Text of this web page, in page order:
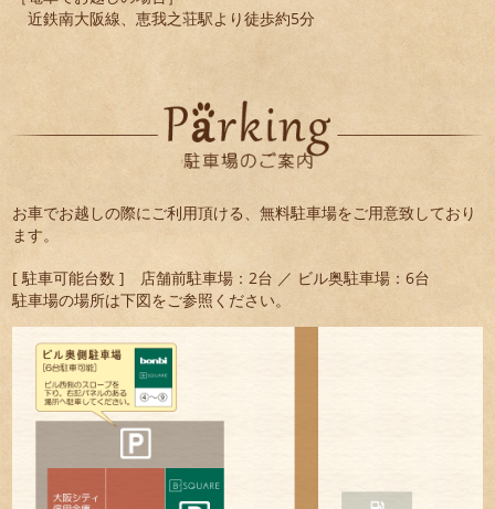
近鉄南大阪線、恵我之荘駅より徒歩約5分
お車でお越しの際にご利用頂ける、無料駐車場をご用意致しており
ます。
[ 駐車可能台数 ] 店舗前駐車場：2台 ／ ビル奥駐車場：6台
駐車場の場所は下図をご参照ください。